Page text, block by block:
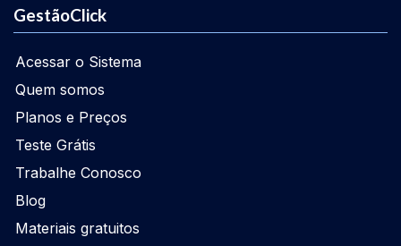
GestãoClick
Acessar o Sistema
Quem somos
Planos e Preços
Teste Grátis
Trabalhe Conosco
Blog
Materiais gratuitos